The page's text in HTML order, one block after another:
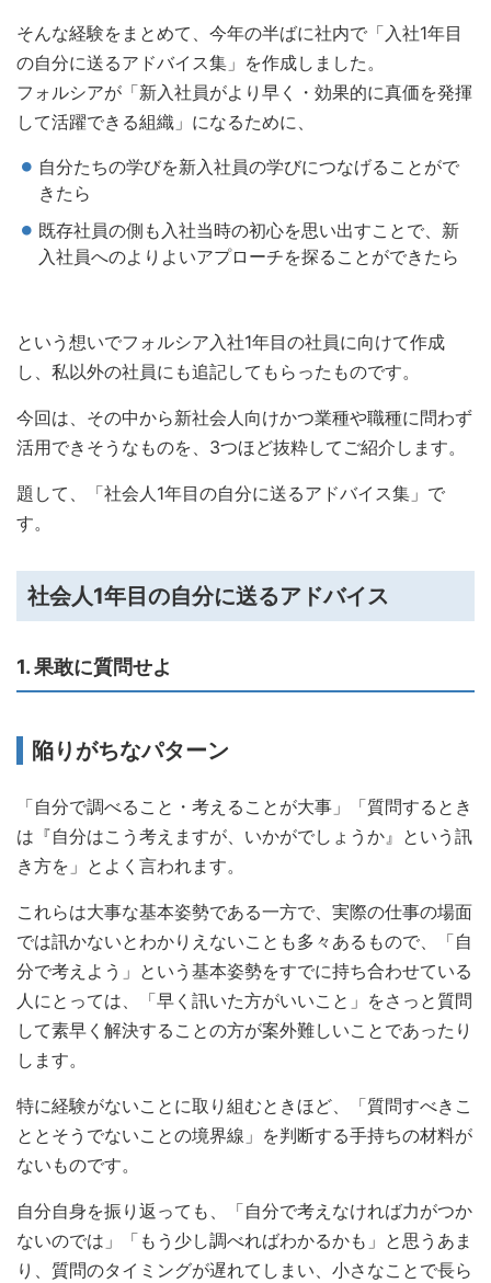
そんな経験をまとめて、今年の半ばに社内で「入社1年目
の自分に送るアドバイス集」を作成しました。
フォルシアが「新入社員がより早く・効果的に真価を発揮
して活躍できる組織」になるために、
自分たちの学びを新入社員の学びにつなげることがで
きたら
既存社員の側も入社当時の初心を思い出すことで、新
入社員へのよりよいアプローチを探ることができたら
という想いでフォルシア入社1年目の社員に向けて作成
し、私以外の社員にも追記してもらったものです。
今回は、その中から新社会人向けかつ業種や職種に問わず
活用できそうなものを、3つほど抜粋してご紹介します。
題して、「社会人1年目の自分に送るアドバイス集」で
す。
社会人1年目の自分に送るアドバイス
1. 果敢に質問せよ
陥りがちなパターン
「自分で調べること・考えることが大事」「質問するとき
は『自分はこう考えますが、いかがでしょうか』という訊
き方を」とよく言われます。
これらは大事な基本姿勢である一方で、実際の仕事の場面
では訊かないとわかりえないことも多々あるもので、「自
分で考えよう」という基本姿勢をすでに持ち合わせている
人にとっては、「早く訊いた方がいいこと」をさっと質問
して素早く解決することの方が案外難しいことであったり
します。
特に経験がないことに取り組むときほど、「質問すべきこ
ととそうでないことの境界線」を判断する手持ちの材料が
ないものです。
自分自身を振り返っても、「自分で考えなければ力がつか
ないのでは」「もう少し調べればわかるかも」と思うあま
り、質問のタイミングが遅れてしまい、小さなことで長ら